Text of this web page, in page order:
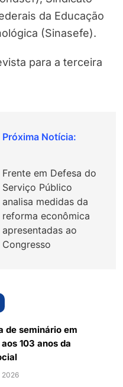
da Educação
(Sinasefe).
para a terceira
Frente em Defesa do
Serviço Público
analisa medidas da
reforma econômica
apresentadas ao
Congresso
de seminário em
103 anos da
2026